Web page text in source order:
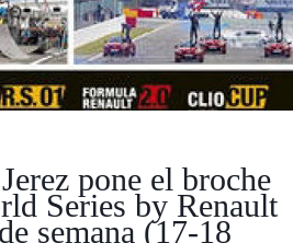
pone el broche
Series by Renault
semana (17-18